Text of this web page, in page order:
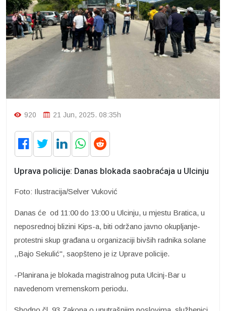
920 21 Jun, 2025. 08:35h
Uprava policije: Danas blokada saobraćaja u Ulcinju
Foto: Ilustracija/Selver Vuković
Danas će od 11:00 do 13:00 u Ulcinju, u mjestu Bratica, u
neposrednoj blizini Kips-a, biti održano javno okupljanje-
protestni skup građana u organizaciji bivših radnika solane
,,Bajo Sekulić", saopšteno je iz Uprave policije.
-Planirana je blokada magistralnog puta Ulcinj-Bar u
navedenom vremenskom periodu.